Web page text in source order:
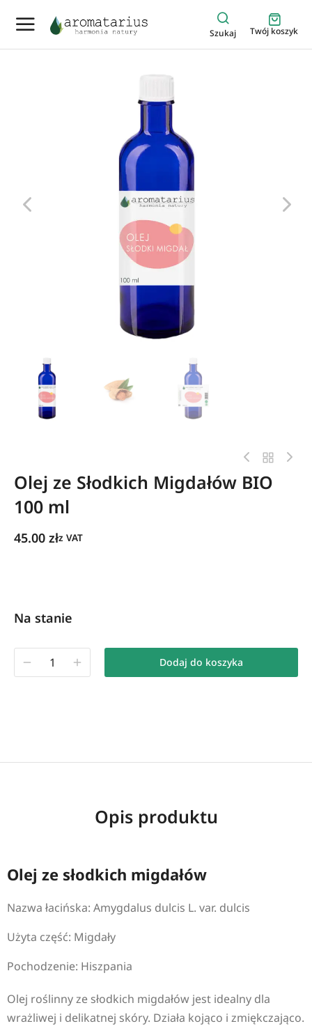
Szukaj Twój koszyk
Olej ze Słodkich Migdałów BIO
100 ml
45.00 złz VAT
Na stanie
Dodaj do koszyka
Opis produktu
Olej ze słodkich migdałów
Nazwa łacińska: Amygdalus dulcis L. var. dulcis
Użyta część: Migdały
Pochodzenie: Hiszpania
Olej roślinny ze słodkich migdałów jest idealny dla
wrażliwej i delikatnej skóry. Działa kojąco i zmiękczająco.